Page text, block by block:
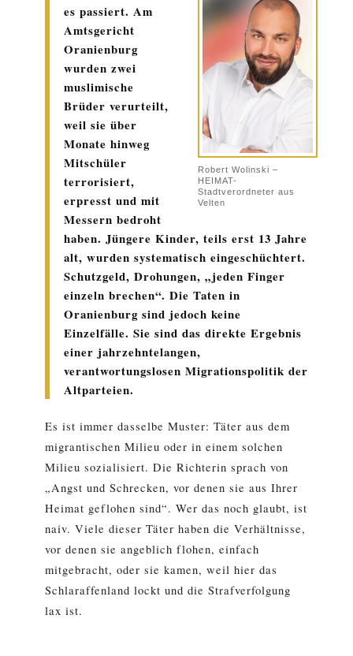
Robert Wolinski –
HEIMAT-
Stadtverordneter aus
Velten
es passiert. Am
Amtsgericht
Oranienburg
wurden zwei
muslimische
Brüder verurteilt,
weil sie über
Monate hinweg
Mitschüler
terrorisiert,
erpresst und mit
Messern bedroht
haben. Jüngere Kinder, teils erst 13 Jahre
alt, wurden systematisch eingeschüchtert.
Schutzgeld, Drohungen, „jeden Finger
einzeln brechen“. Die Taten in
Oranienburg sind jedoch keine
Einzelfälle. Sie sind das direkte Ergebnis
einer jahrzehntelangen,
verantwortungslosen Migrationspolitik der
Altparteien.
Es ist immer dasselbe Muster: Täter aus dem
migrantischen Milieu oder in einem solchen
Milieu sozialisiert. Die Richterin sprach von
„Angst und Schrecken, vor denen sie aus Ihrer
Heimat geflohen sind“. Wer das noch glaubt, ist
naiv. Viele dieser Täter haben die Verhältnisse,
vor denen sie angeblich flohen, einfach
mitgebracht, oder sie kamen, weil hier das
Schlaraffenland lockt und die Strafverfolgung
lax ist.